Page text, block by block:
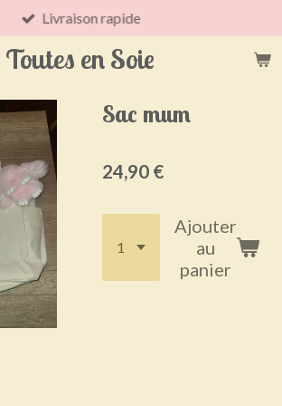
Toutes en Soie
Livraison rapide
Sac mum
24,90 €
Ajouter
au
panier